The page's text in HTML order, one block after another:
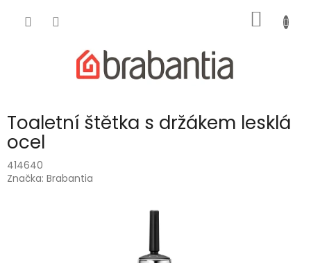
KOŠÍK
Toaletní štětka s držákem lesklá
ocel
414640
Značka: Brabantia